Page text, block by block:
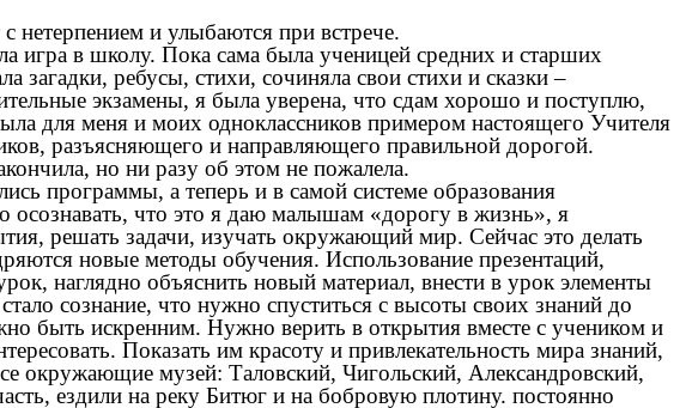
и улыбаются при встрече.
игра в школу. Пока сама была ученицей средних и старших
ребусы, стихи, сочиняла свои стихи и сказки –
экзамены, я была уверена, что сдам хорошо и поступлю,
для меня и моих одноклассников примером настоящего Учителя
разъясняющего и направляющего правильной дорогой.
но ни разу об этом не пожалела.
программы, а теперь и в самой системе образования
что это я даю малышам «дорогу в жизнь», я
решать задачи, изучать окружающий мир. Сейчас это делать
новые методы обучения. Использование презентаций,
наглядно объяснить новый материал, внести в урок элементы
сознание, что нужно спуститься с высоты своих знаний до
быть искренним. Нужно верить в открытия вместе с учеником и
Показать им красоту и привлекательность мира знаний,
окружающие музей: Таловский, Чигольский, Александровский,
ездили на реку Битюг и на бобровую плотину. постоянно